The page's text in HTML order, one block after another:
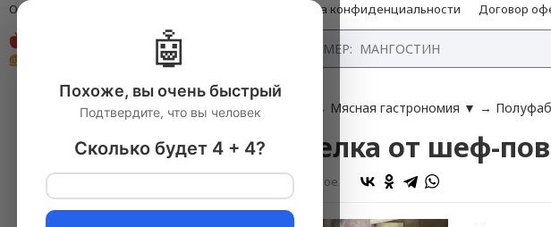
О компании Политика конфиденциальности Договор
Каталог
→ Продукты питания с доставкой → Мясная гастрономия ▼ →
П/Ф Брошеты перепелка от шеф-
В избранное
🤖
Похоже, вы очень быстрый
Подтвердите, что вы человек
Сколько будет 4 + 4?